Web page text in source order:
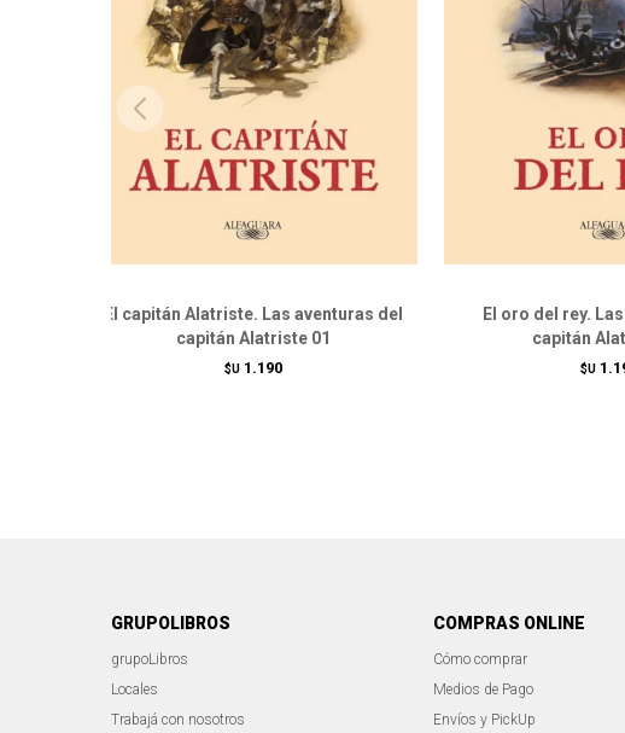
El capitán Alatriste. Las aventuras del
capitán Alatriste 01
$U 1.190
El oro del rey.
capitán
$U
GRUPOLIBROS
grupoLibros
Locales
Trabajá con nosotros
COMPRAS ONLINE
Cómo comprar
Medios de Pago
Envíos y PickUp